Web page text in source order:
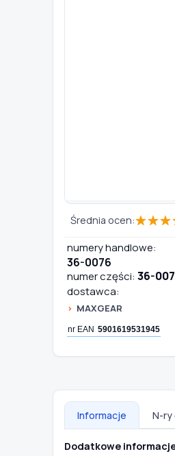
Średnia ocen:★★★
numery handlowe:
36-0076
numer części: 36-
dostawca:
MAXGEAR
nr EAN 5901619531945
Informacje N-ry
Dodatkowe